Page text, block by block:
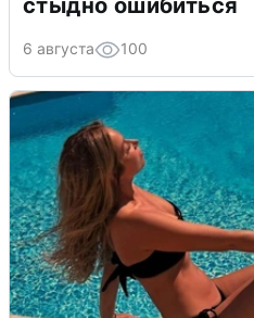
стыдно ошибиться
6 августа 100